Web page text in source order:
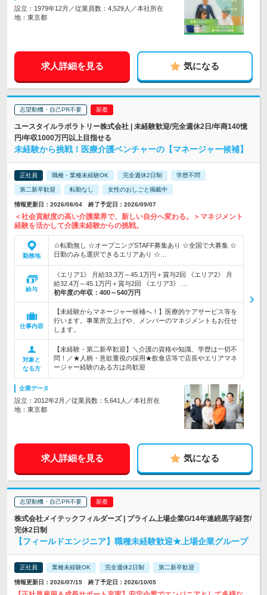
設立：1979年12月／従業員数：4,529人／本社所在
地：東京都
求人詳細を見る 気になる
志望動機・自己PR不要
ユースタイルラボラトリー株式会社 | 未経験歓迎/完全週休2日/年商140憶
円/年収1000万円以上目指せる
未経験から挑戦！医療介護ベンチャーの【マネージャー候補】
正社員 職種・業種未経験OK 完全週休2日制 学歴不問
第二新卒歓迎 転勤なし 女性のおしごと掲載中
情報更新日：2026/08/04 終了予定日：2026/09/07
＜社会貢献度の高い介護業界で、新しい自分へ変わる。＞マネジメント
経験を活かして介護未経験からの挑戦。
勤務地
☆転勤無し ☆オープニングSTAFF募集あり ☆全国で大募集 ☆
日勤のみも選択できるエリアあり ☆…
給与
《エリア1》 月給33.3万～45.1万円＋賞与2回 《エリア2》 月
給32.4万～45.1万円＋賞与2回 《エリア3》 …
初年度の年収： 400～540万円
仕事内容
【未経験からマネージャー候補へ！】医療的ケアサービス等を
行います。事業所立上げや、メンバーのマネジメントもお任せ
します。
対象と
なる方
【未経験・第二新卒歓迎】＼介護の資格や知識、学歴は一切不
問！／★人柄・意欲重視の採用★飲食店等で店長やエリアマネ
ージャー経験のある方は尚歓迎
企業データ
設立：2012年2月／従業員数：5,641人／本社所在
地：東京都
求人詳細を見る 気になる
志望動機・自己PR不要
株式会社メイテックフィルダーズ | プライム上場企業G/14年連続黒字経営/
完休2日制
【フィールドエンジニア】職種未経験歓迎★上場企業グループ
正社員 業種未経験OK 完全週休2日制 第二新卒歓迎
情報更新日：2026/07/15 終了予定日：2026/10/05